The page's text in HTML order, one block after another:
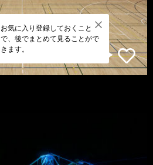
お気に入り登録しておくこと
で、後でまとめて見ることがで
きます。